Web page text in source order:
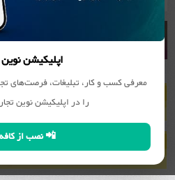
اپلیکیشن
معرفی کسب و کار، تبلیغات، فرصت‌های
را در اپلیکیشن نوین
📲 نصب از کافه